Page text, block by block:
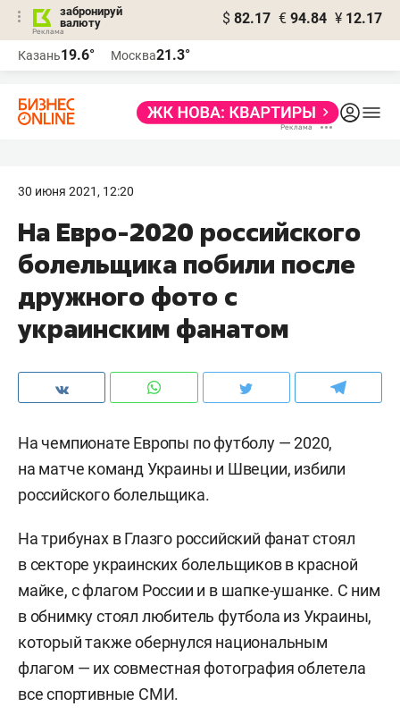
забронируй
валюту
$ 82.17 € 94.84 ¥ 12.17
Казань19.6° Москва21.3°
30 июня 2021, 12:20
На Евро-2020 российского
болельщика побили после
дружного фото с
украинским фанатом
На чемпионате Европы по футболу — 2020,
на матче команд Украины и Швеции, избили
российского болельщика.
На трибунах в Глазго российский фанат стоял
в секторе украинских болельщиков в красной
майке, с флагом России и в шапке-ушанке. С ним
в обнимку стоял любитель футбола из Украины,
который также обернулся национальным
флагом — их совместная фотография облетела
все спортивные СМИ.